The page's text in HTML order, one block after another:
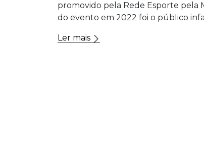
promovido pela Rede Esporte pela
do evento em 2022 foi o público
Ler mais